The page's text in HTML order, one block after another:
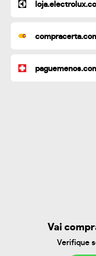
Vai
Verifique